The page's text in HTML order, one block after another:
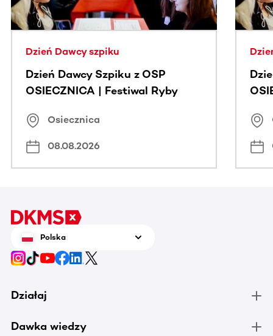
Dzień Dawcy szpiku
Dzień Dawcy Szpiku z OSP
OSIECZNICA | Festiwal Ryby
Osiecznica
08.08.2026
Polska
Działaj
Dawka wiedzy